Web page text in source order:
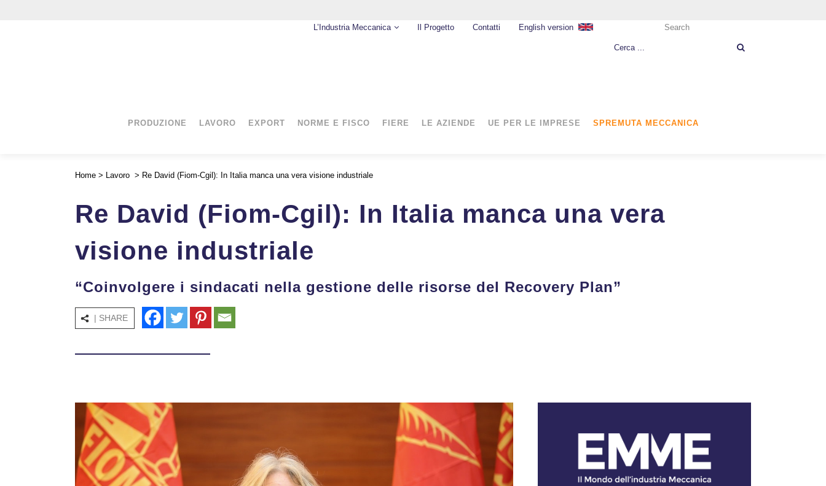
L’Industria Meccanica Il Progetto Contatti English version Search
PRODUZIONE LAVORO EXPORT NORME E FISCO FIERE LE AZIENDE UE PER LE IMPRESE SPREMUTA MECCANICA
Home > Lavoro > Re David (Fiom-Cgil): In Italia manca una vera visione industriale
Re David (Fiom-Cgil): In Italia manca una vera
visione industriale
“Coinvolgere i sindacati nella gestione delle risorse del Recovery Plan”
| SHARE